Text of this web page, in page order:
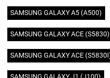
SAMSUNG GALAXY A5 (A500)
SAMSUNG GALAXY ACE (S5830)
SAMSUNG GALAXY ACE